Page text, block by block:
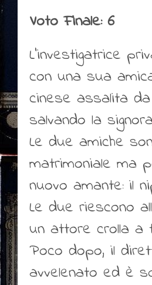
Voto Finale: 6
L’investigatrice
con una sua
cinese assalita
salvando la
Le due amiche
matrimoniale ma
nuovo amante: il
Le due riescono
un attore crolla a
Poco dopo, il
avvelenato ed è